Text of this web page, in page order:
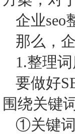
企业seo
那么，
1.整理
要做好
围绕关键
①关键